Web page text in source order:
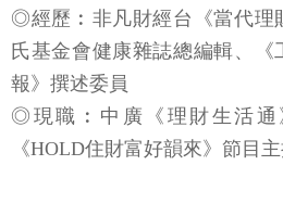
◎經歷︰非凡財經台《當代理
氏基金會健康雜誌總編輯、
報》撰述委員
◎現職︰中廣《理財生活通
《HOLD住財富好韻來》節目